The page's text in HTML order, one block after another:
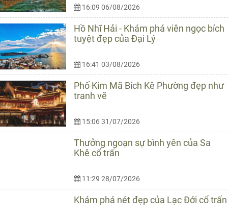
16:09 06/08/2026
Hồ Nhĩ Hải - Khám phá viên ngọc bích
tuyệt đẹp của Đại Lý
16:41 03/08/2026
Phố Kim Mã Bích Kê Phường đẹp như
tranh vẽ
15:06 31/07/2026
Thưởng ngoạn sự bình yên của Sa
Khê cổ trấn
11:29 28/07/2026
Khám phá nét đẹp của Lạc Đới cổ trấn